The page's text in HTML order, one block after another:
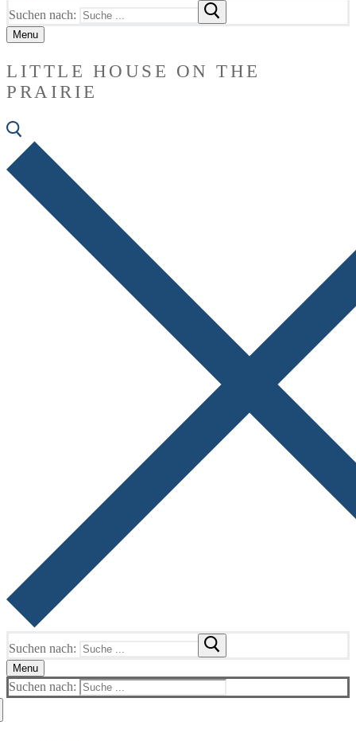
Suchen nach:
Menu
LITTLE HOUSE ON THE
PRAIRIE
Suchen nach:
Menu
Suchen nach: